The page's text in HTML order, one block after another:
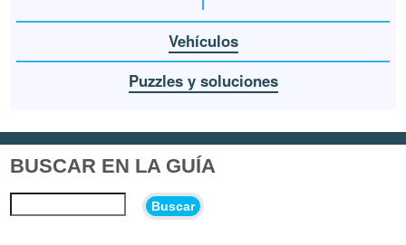
Vehículos
Puzzles y soluciones
BUSCAR EN LA GUÍA
Buscar